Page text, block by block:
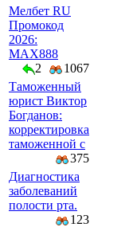
Мелбет RU
Промокод
2026:
MAX888
2
1067
Таможенный
юрист Виктор
Богданов:
корректировка
таможенной с
375
Диагностика
заболеваний
полости рта.
123